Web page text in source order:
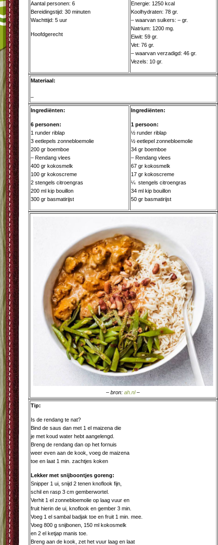
Aantal personen: 6
Bereidingstijd: 30 minuten
Wachttijd: 5 uur
Hoofdgerecht
Energie: 1250 kcal
Koolhydraten: 78 gr.
– waarvan suikers: – gr.
Natrium: 1200 mg.
Eiwit: 59 gr.
Vet: 76 gr.
– waarvan verzadigd: 46 gr.
Vezels: 10 gr.
Materiaal:
–
Ingrediënten:
6 personen:
1 runder riblap
3 eetlepels zonnebloemolie
200 gr boemboe
– Rendang vlees
400 gr kokosmelk
100 gr kokoscreme
2 stengels citroengras
200 ml kip bouillon
300 gr basmatirijst
Ingrediënten:
1 persoon:
½ runder riblap
½ eetlepel zonnebloemolie
34 gr boemboe
– Rendang vlees
67 gr kokosmelk
17 gr kokoscreme
¼ stengels citroengras
34 ml kip bouillon
50 gr basmatirijst
– bron:ah.nl–
Tip:
Is de rendang te nat?
Bind de saus dan met 1 el maizena die
je met koud water hebt aangelengd.
Breng de rendang dan op het fornuis
weer even aan de kook, voeg de maizena
toe en laat 1 min. zachtjes koken
Lekker met snijboontjes goreng:
Snipper 1 ui, snijd 2 tenen knoflook fijn,
schil en rasp 3 cm gemberwortel.
Verhit 1 el zonnebloemolie op laag vuur en
fruit hierin de ui, knoflook en gember 3 min.
Voeg 1 el sambal badjak toe en fruit 1 min. mee.
Voeg 800 g snijbonen, 150 ml kokosmelk
en 2 el ketjap manis toe.
Breng aan de kook, zet het vuur laag en laat